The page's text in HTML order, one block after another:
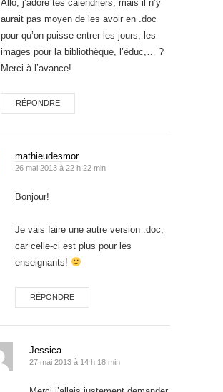
Allo, j’adore tes calendriers, mais il n’y
aurait pas moyen de les avoir en .doc
pour qu’on puisse entrer les jours, les
images pour la bibliothèque, l’éduc,… ?
Merci à l’avance!
RÉPONDRE
mathieudesmor
26 mai 2013 à 22 h 22 min
Bonjour!
Je vais faire une autre version .doc,
car celle-ci est plus pour les
enseignants!
RÉPONDRE
Jessica
27 mai 2013 à 14 h 18 min